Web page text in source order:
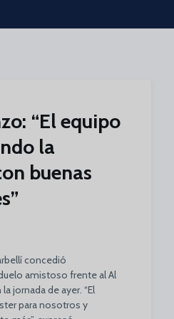
“El equipo
la
buenas
concedió
amistoso frente al Al
jornada de ayer. “El
para nosotros y